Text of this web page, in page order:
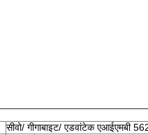
सीवो/ गीगाबाइट/ एडवांटेक एआईएमबी